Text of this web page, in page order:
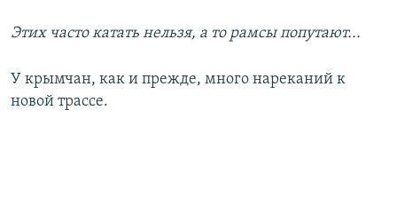
Этих часто катать нельзя, а то рамсы попутают...
У крымчан, как и прежде, много нареканий к
новой трассе.